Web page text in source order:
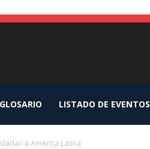
GLOSARIO LISTADO DE EVENTOS
a América Latina